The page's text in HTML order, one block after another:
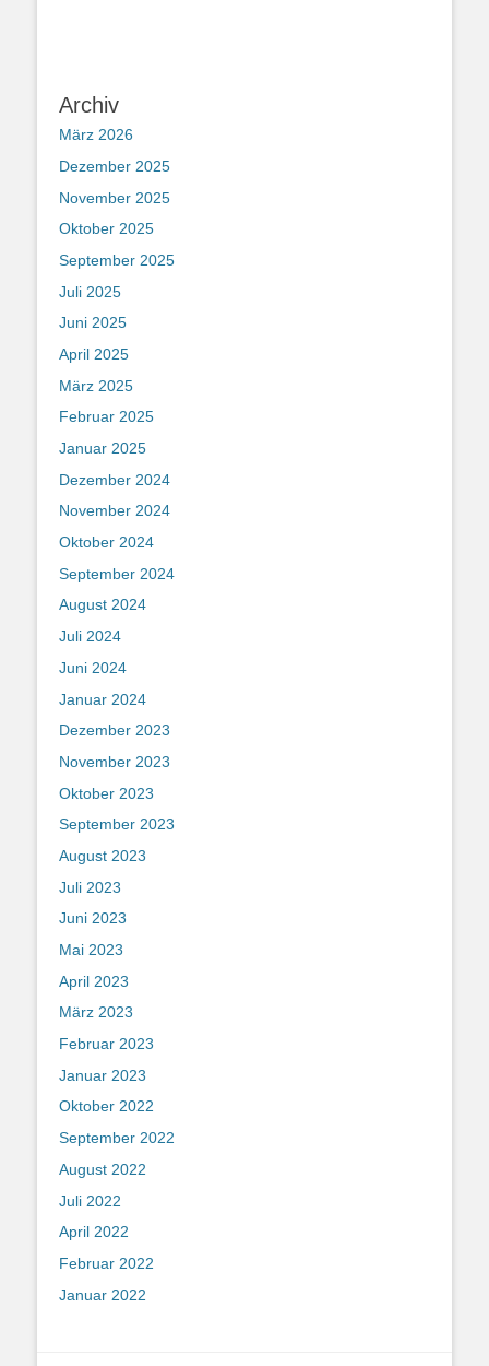
Archiv
März 2026
Dezember 2025
November 2025
Oktober 2025
September 2025
Juli 2025
Juni 2025
April 2025
März 2025
Februar 2025
Januar 2025
Dezember 2024
November 2024
Oktober 2024
September 2024
August 2024
Juli 2024
Juni 2024
Januar 2024
Dezember 2023
November 2023
Oktober 2023
September 2023
August 2023
Juli 2023
Juni 2023
Mai 2023
April 2023
März 2023
Februar 2023
Januar 2023
Oktober 2022
September 2022
August 2022
Juli 2022
April 2022
Februar 2022
Januar 2022